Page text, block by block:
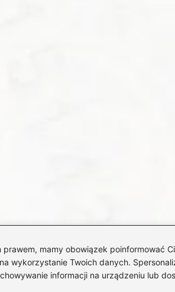
mamy obowiązek poinformować
wykorzystanie Twoich danych.
informacji na urządzeniu lub